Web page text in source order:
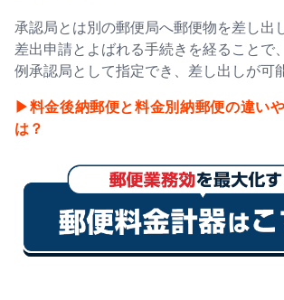
承認局とは別の郵便局へ郵便物を差し出
差出申請とよばれる手続きを経ることで
例承認局として指定でき、差し出しが可
▶︎料金後納郵便と料金別納郵便の違い
は？